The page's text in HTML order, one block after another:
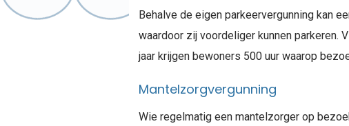
Behalve de eigen parkeervergunning kan
waardoor zij voordeliger kunnen parkeren.
jaar krijgen bewoners 500 uur waarop
Mantelzorgvergunning
Wie regelmatig een mantelzorger op